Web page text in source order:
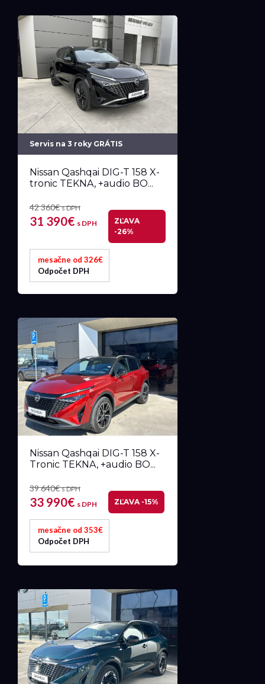
Servis na 3 roky GRÁTIS
Nissan Qashqai DIG-T 158 X-
tronic TEKNA, +audio BO...
42 360€s DPH
31 390€ s DPH
ZĽAVA
-26%
mesačne od 326€
Odpočet DPH
Nissan Qashqai DIG-T 158 X-
Tronic TEKNA, +audio BO...
39 640€s DPH
33 990€ s DPH ZĽAVA -15%
mesačne od 353€
Odpočet DPH